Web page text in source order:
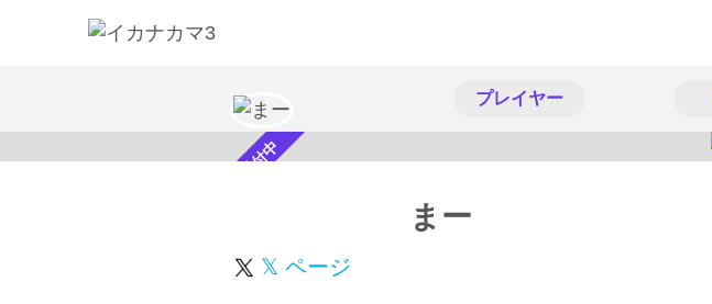
プレイヤー
スカウト受付中 まー
𝕏 ページ